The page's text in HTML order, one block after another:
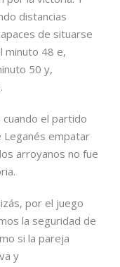
distancias
de situarse
minuto 48 e,
50 y,
cuando el partido
Leganés empatar
arroyanos no fue
por el juego
la seguridad de
si la pareja
y